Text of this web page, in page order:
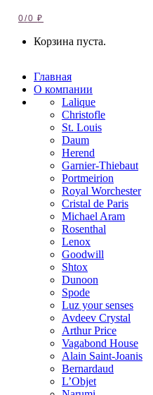
0/0₽
Корзина пуста.
Главная
О компании
Lalique
Christofle
St. Louis
Daum
Herend
Garnier-Thiebaut
Portmeirion
Royal Worchester
Cristal de Paris
Michael Aram
Rosenthal
Lenox
Goodwill
Shtox
Dunoon
Spode
Luz your senses
Avdeev Crystal
Arthur Price
Vagabond House
Alain Saint-Joanis
Bernardaud
L’Objet